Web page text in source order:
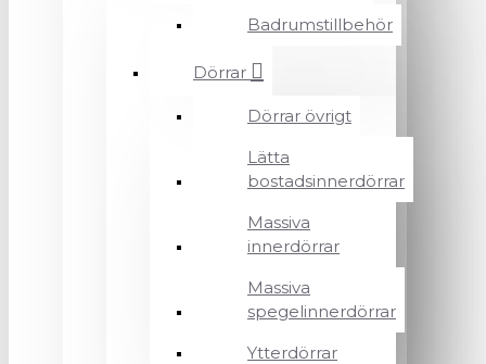
Badrumstillbehör
Dörrar
Dörrar övrigt
Lätta
bostadsinnerdörrar
Massiva
innerdörrar
Massiva
spegelinnerdörrar
Ytterdörrar